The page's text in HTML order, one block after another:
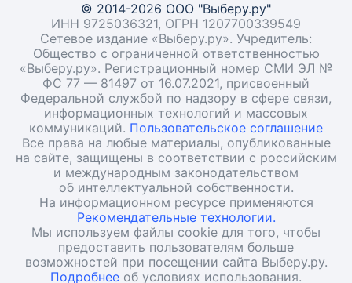
© 2014-2026 ООО "Выберу.ру"
ИНН 9725036321, ОГРН 1207700339549
Сетевое издание «Выберу.ру». Учредитель:
Общество с ограниченной ответственностью
«Выберу.ру». Регистрационный номер СМИ ЭЛ №
ФС 77 — 81497 от 16.07.2021, присвоенный
Федеральной службой по надзору в сфере связи,
информационных технологий и массовых
коммуникаций. Пользовательское соглашение
Все права на любые материалы, опубликованные
на сайте, защищены в соответствии с российским
и международным законодательством
об интеллектуальной собственности.
На информационном ресурсе применяются
Рекомендательные технологии.
Мы используем файлы cookie для того, чтобы
предоставить пользователям больше
возможностей при посещении сайта Выберу.ру.
Подробнее об условиях использования.